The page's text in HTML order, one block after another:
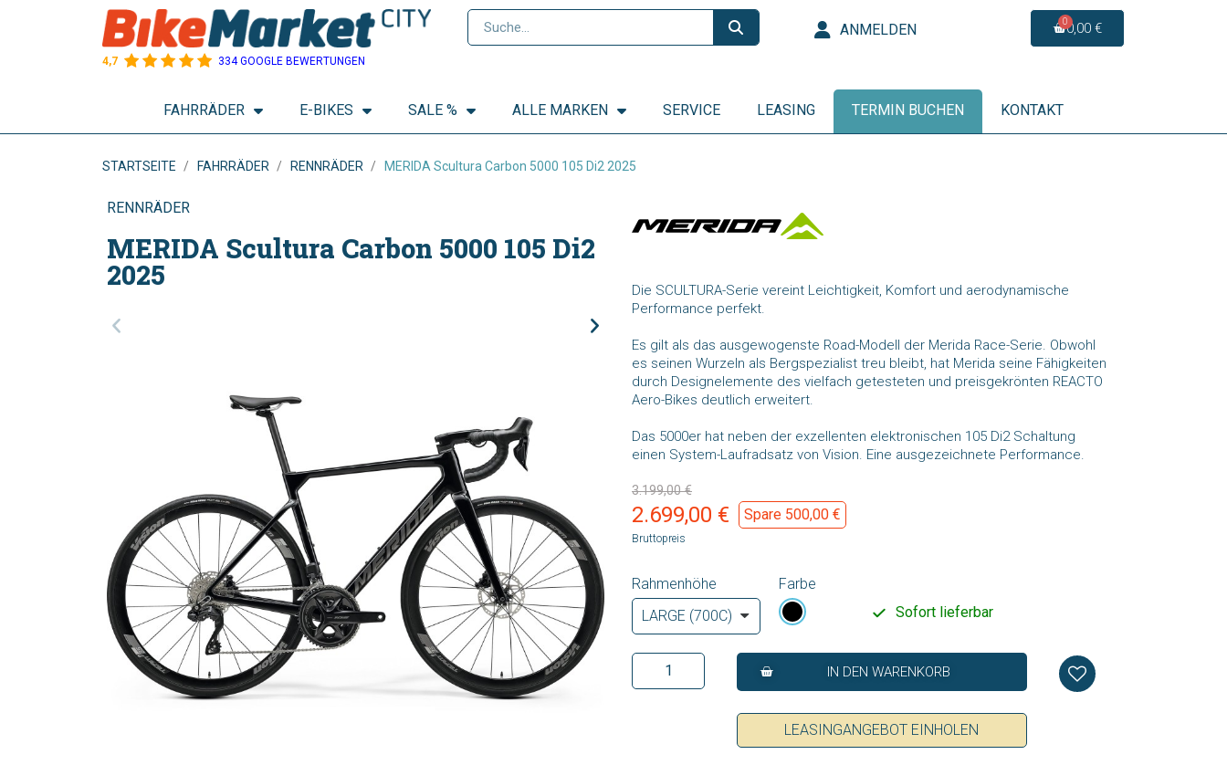
4,7 334 GOOGLE BEWERTUNGEN
ANMELDEN 0,00 €
FAHRRÄDER E-BIKES SALE % ALLE MARKEN SERVICE LEASING TERMIN BUCHEN KONTAKT
STARTSEITE FAHRRÄDER RENNRÄDER MERIDA Scultura Carbon 5000 105 Di2 2025
RENNRÄDER
MERIDA Scultura Carbon 5000 105 Di2
2025
Die SCULTURA-Serie vereint Leichtigkeit, Komfort und aerodynamische
Performance perfekt.
Es gilt als das ausgewogenste Road-Modell der Merida Race-Serie. Obwohl
es seinen Wurzeln als Bergspezialist treu bleibt, hat Merida seine Fähigkeiten
durch Designelemente des vielfach getesteten und preisgekrönten REACTO
Aero-Bikes deutlich erweitert.
Das 5000er hat neben der exzellenten elektronischen 105 Di2 Schaltung
einen System-Laufradsatz von Vision. Eine ausgezeichnete Performance.
3.199,00 €
2.699,00 € Spare 500,00 €
Bruttopreis
Rahmenhöhe
Farbe
Sofort lieferbar
IN DEN WARENKORB
LEASINGANGEBOT EINHOLEN